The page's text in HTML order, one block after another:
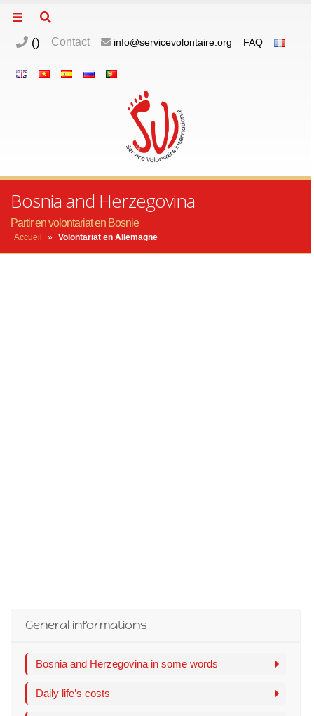
() Contact info@servicevolontaire.org FAQ
Bosnia and Herzegovina
Partir en volontariat en Bosnie
Accueil » Volontariat en Allemagne
General informations
Bosnia and Herzegovina in some words
Daily life’s costs